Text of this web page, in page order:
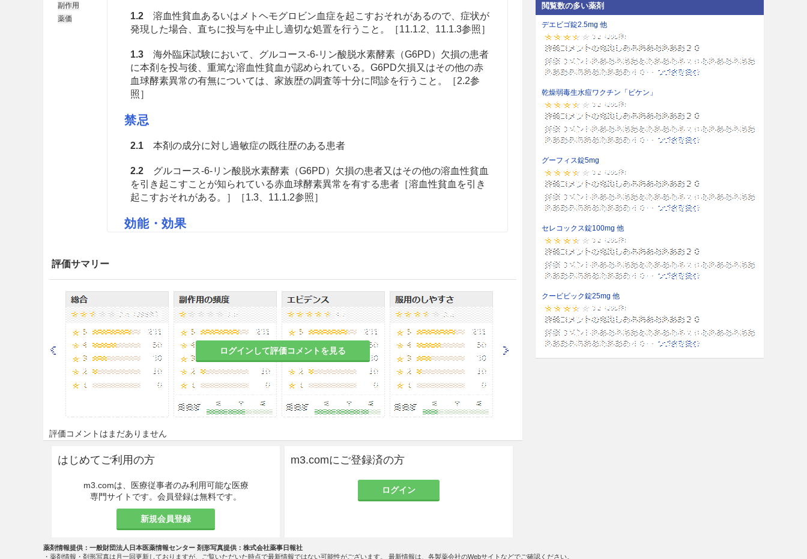
副作用
薬価
1.2溶血性貧血あるいはメトヘモグロビン血症を起こすおそれがあるので、症状が
発現した場合、直ちに投与を中止し適切な処置を行うこと。［11.1.2、11.1.3参照］
1.3海外臨床試験において、グルコース‐6‐リン酸脱水素酵素（G6PD）欠損の患者
に本剤を投与後、重篤な溶血性貧血が認められている。G6PD欠損又はその他の赤
血球酵素異常の有無については、家族歴の調査等十分に問診を行うこと。［2.2参
照］
禁忌
2.1本剤の成分に対し過敏症の既往歴のある患者
2.2グルコース‐6‐リン酸脱水素酵素（G6PD）欠損の患者又はその他の溶血性貧血
を引き起こすことが知られている赤血球酵素異常を有する患者［溶血性貧血を引き
起こすおそれがある。］［1.3、11.1.2参照］
効能・効果
通常、ラスブリカーゼとして0.2mg/kgを1日1回30分以上かけて点滴静注する。な
お、投与期間は最大7日間とする。
注意事項
重要な基本的注意
8.1
本剤は必ず抗悪性腫瘍剤と併用されるため、緊急時に十分対応できる医療施設
においてがん化学療法に十分な知識・経験を持つ医師のもとで使用すること。
外試験において、抗ラスブリカーゼ抗体陽性の患者に本剤を投与した後、重篤なア
療歴がないことを確認して使用すること。［7.4参照］
慎重投与
9.1 合併症・既往歴等のある患者
評価サマリー
ログインして評価コメントを見る
評価コメントはまだありません
はじめてご利用の方
m3.comは、医療従事者のみ利用可能な医療
専門サイトです。会員登録は無料です。
新規会員登録
m3.comにご登録済の方
ログイン
閲覧数の多い薬剤
デエビゴ錠2.5mg 他
乾燥弱毒生水痘ワクチン「ビケン」
グーフィス錠5mg
セレコックス錠100mg 他
クービビック錠25mg 他
薬剤情報提供：一般財団法人日本医薬情報センター 剤形写真提供：株式会社薬事日報社
・薬剤情報・剤形写真は月一回更新しておりますが、ご覧いただいた時点で最新情報ではない可能性がございます。 最新情報は、各製薬会社のWebサイトなどでご確認ください。